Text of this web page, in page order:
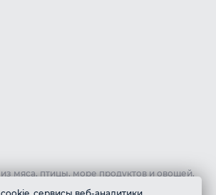
мяса, птицы, море продуктов и овощей,
разнообразие вариантов. Все наши